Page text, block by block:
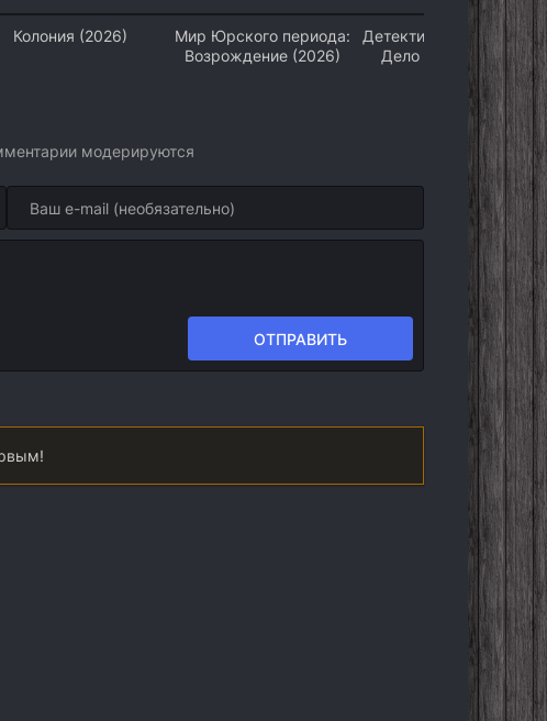
Колония (2026)
Мир Юрского периода:
Возрождение (2026)
Детектив на все руки 4.
Дело о потерянном
счастье (2026)
модерируются
ОТПРАВИТЬ